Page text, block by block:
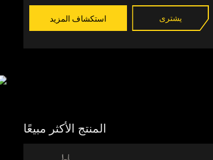
استكشاف المزيد يشترى
المنتج الأكثر مبيعًا